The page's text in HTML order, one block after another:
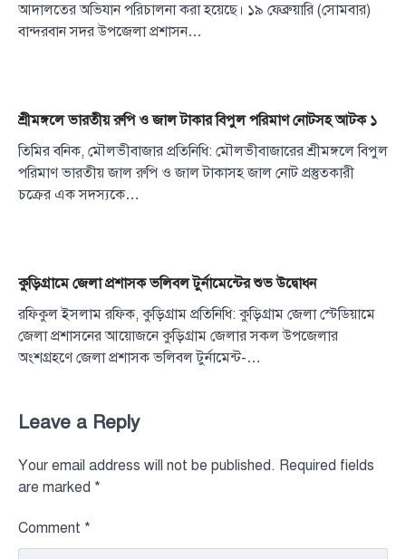
আদালতের অভিযান পরিচালনা করা হয়েছে। ১৯ ফেব্রুয়ারি (সোমবার)
বান্দরবান সদর উপজেলা প্রশাসন…
শ্রীমঙ্গলে ভারতীয় রুপি ও জাল টাকার বিপুল পরিমাণ নোটসহ আটক ১
তিমির বনিক, মৌলভীবাজার প্রতিনিধি: মৌলভীবাজারের শ্রীমঙ্গলে বিপুল
পরিমাণ ভারতীয় জাল রুপি ও জাল টাকাসহ জাল নোট প্রস্তুতকারী
চক্রের এক সদস্যকে…
কুড়িগ্রামে জেলা প্রশাসক ভলিবল টুর্নামেন্টের শুভ উদ্বোধন
রফিকুল ইসলাম রফিক, কুড়িগ্রাম প্রতিনিধি: কুড়িগ্রাম জেলা স্টেডিয়ামে
জেলা প্রশাসনের আয়োজনে কুড়িগ্রাম জেলার সকল উপজেলার
অংশগ্রহণে জেলা প্রশাসক ভলিবল টুর্নামেন্ট-…
Leave a Reply
Your email address will not be published. Required fields
are marked *
Comment *